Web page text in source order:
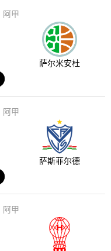
阿甲
萨尔米安杜
阿甲
萨斯菲尔德
阿甲